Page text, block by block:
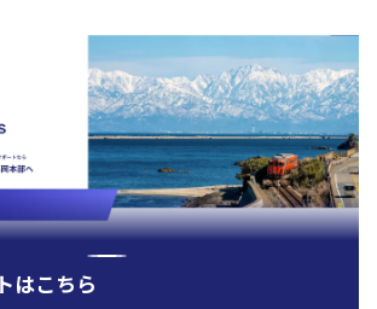
ニオン
際税務
ト
ートアップサポート）・クラウド会計導入
有報・短信等）作成・IFRS対応サポート
ソーシング（給与計算・社会保険手続）
ジェンス・労務コンプライアンス調査
顧問・事業再生・債権回収
サービス
ーデリジェンス・株価算定・PPA）
）対応・内部監査アウトソーシング
ング
ティング
申請・建設許認可等
ビス
アドバイザリー
ス
税申告
はこちら